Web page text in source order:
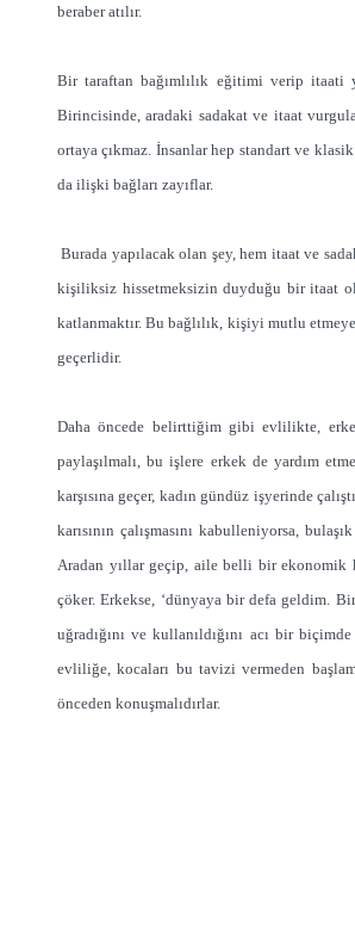
beraber atılır.
Bir taraftan bağımlılık eğitimi verip itaati
Birincisinde, aradaki sadakat ve itaat
ortaya çıkmaz. İnsanlar hep standart ve
da ilişki bağları zayıflar.
Burada yapılacak olan şey, hem itaat ve
kişiliksiz hissetmeksizin duyduğu bir itaat
katlanmaktır. Bu bağlılık, kişiyi mutlu
geçerlidir.
Daha öncede belirttiğim gibi evlilikte,
paylaşılmalı, bu işlere erkek de yardım
karşısına geçer, kadın gündüz işyerinde
karısının çalışmasını kabulleniyorsa,
Aradan yıllar geçip, aile belli bir ekonomik
çöker. Erkekse, ‘dünyaya bir defa geldim.
uğradığını ve kullanıldığını acı bir
evliliğe, kocaları bu tavizi vermeden
önceden konuşmalıdırlar.